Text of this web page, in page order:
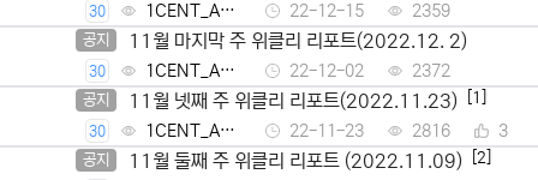
30
1CENT_Ad
min
22-12-15 2359
공지 11월 마지막 주 위클리 리포트(2022.12. 2)
30
1CENT_Ad
min
22-12-02 2372
공지 11월 넷째 주 위클리 리포트(2022.11.23) [1]
30
1CENT_Ad
min
22-11-23 2816 3
공지 11월 둘째 주 위클리 리포트 (2022.11.09) [2]